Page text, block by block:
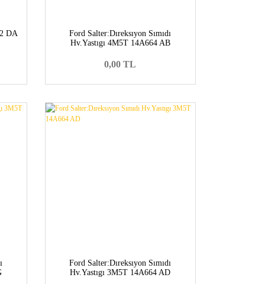
DA
Ford Salter:Dıreksıyon Sımıdı
Hv.Yastıgı 4M5T 14A664 AB
0,00 TL
Ford Salter:Dıreksıyon Sımıdı
Hv.Yastıgı 3M5T 14A664 AD